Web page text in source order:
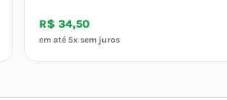
R$ 34,50
em até 5x sem juros